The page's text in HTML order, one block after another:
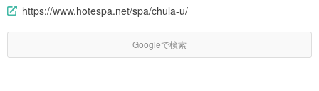
https://www.hotespa.net/spa/chula-u/
Googleで検索